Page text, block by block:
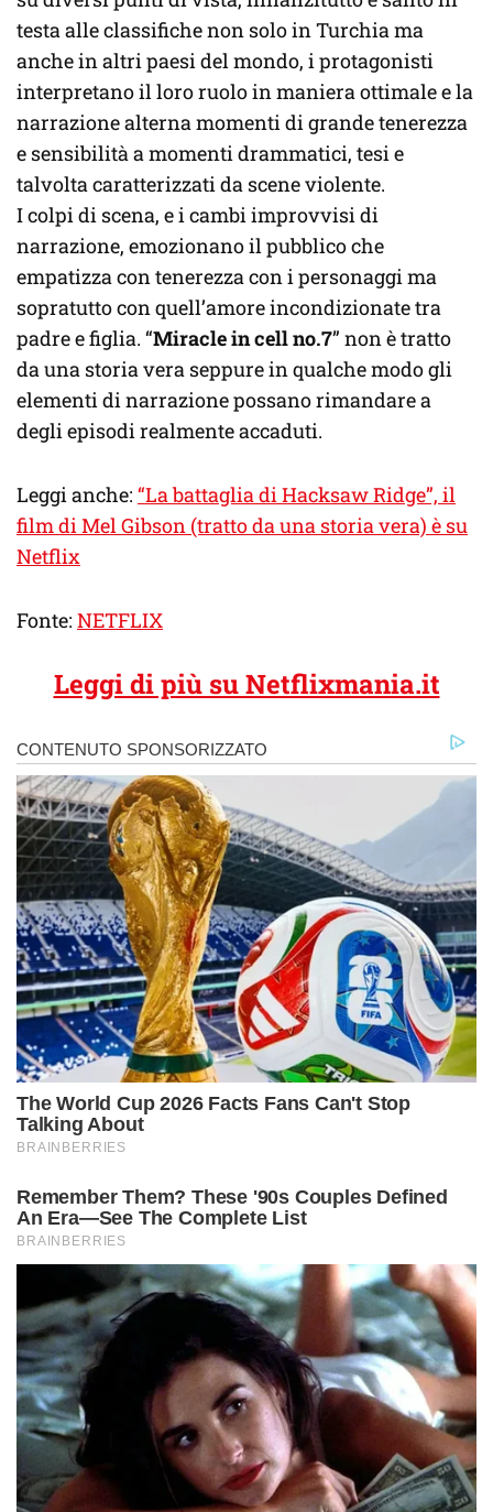
testa alle classifiche non solo in Turchia ma
anche in altri paesi del mondo, i protagonisti
interpretano il loro ruolo in maniera ottimale e la
narrazione alterna momenti di grande tenerezza
e sensibilità a momenti drammatici, tesi e
talvolta caratterizzati da scene violente.
I colpi di scena, e i cambi improvvisi di
narrazione, emozionano il pubblico che
empatizza con tenerezza con i personaggi ma
sopratutto con quell’amore incondizionate tra
padre e figlia. “Miracle in cell no.7” non è tratto
da una storia vera seppure in qualche modo gli
elementi di narrazione possano rimandare a
degli episodi realmente accaduti.
Leggi anche: “La battaglia di Hacksaw Ridge”, il
film di Mel Gibson (tratto da una storia vera) è su
Netflix
Fonte: NETFLIX
Leggi di più su Netflixmania.it